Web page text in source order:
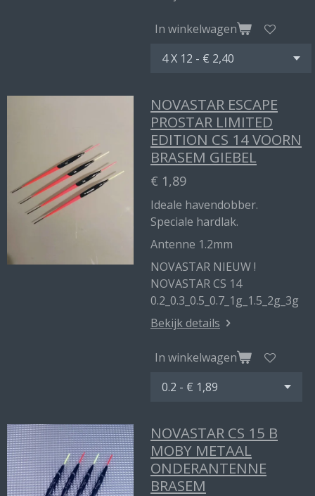
In winkelwagen
NOVASTAR ESCAPE
PROSTAR LIMITED
EDITION CS 14 VOORN
BRASEM GIEBEL
€ 1,89
Ideale havendobber.
Speciale hardlak.
Antenne 1.2mm
NOVASTAR NIEUW !
NOVASTAR CS 14
0.2_0.3_0.5_0.7_1g_1.5_2g_3g
Bekijk details
In winkelwagen
NOVASTAR CS 15 B
MOBY METAAL
ONDERANTENNE
BRASEM